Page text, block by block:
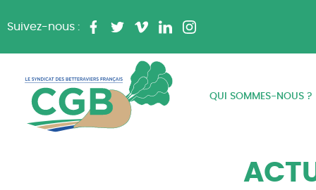
Suivez-nous :
QUI SOMMES-NOUS ?